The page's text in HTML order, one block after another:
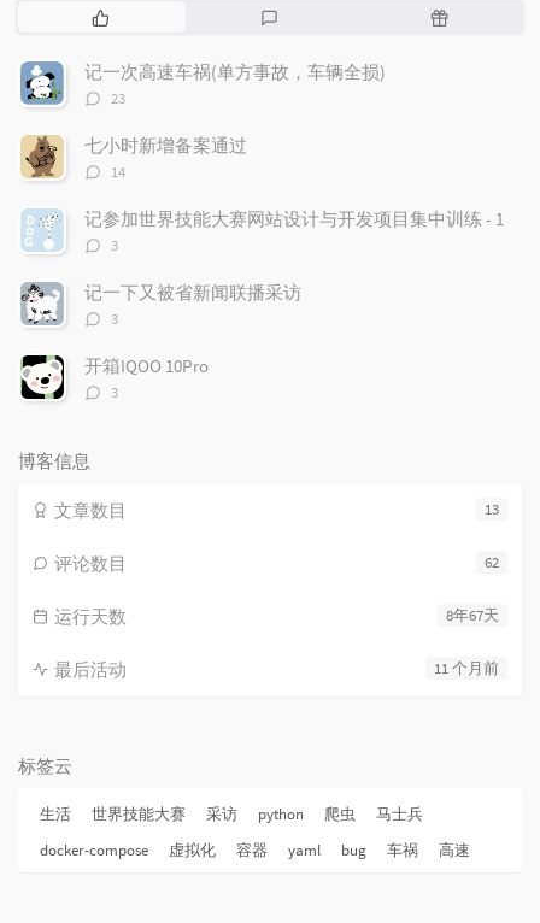
热
文
章
评
随
记一次高速车祸(单方事故，车辆全损)
评
数：
23
七小时新增备案通过
评
数：
14
记参加世界技能大赛网站设计与开发项目集中训练 - 1
评
数：
3
记一下又被省新闻联播采访
评
数：
3
开箱IQOO 10Pro
评
3
博客信息
13
文章数目
62
评论数目
8年67天
运行天数
11 个月前
最后活动
标签云
生活 世界技能大赛 采访 python 爬虫
马士兵
docker-compose
虚拟化 容器 yaml bug 车祸 高速